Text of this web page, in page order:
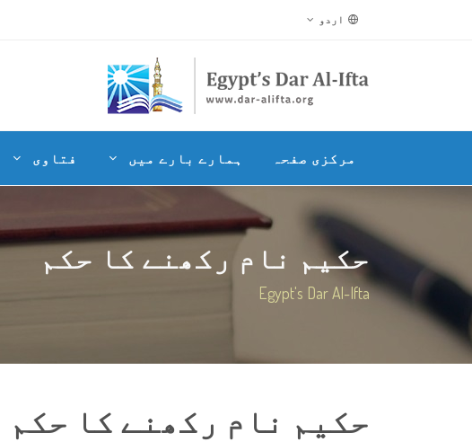
اردو
مرکزی صفحہ ہمارے بارے میں فتاوی
حکیم نام رکھنے کا حکم
Egypt's Dar Al-Ifta
حکیم نام رکھنے کا حکم